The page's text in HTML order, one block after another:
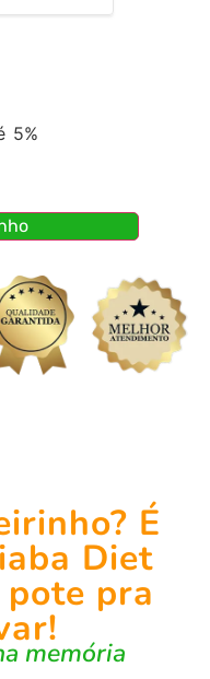
5%
É
Diet
pra
memória